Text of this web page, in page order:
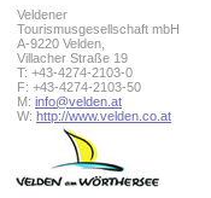
Veldener
Tourismusgesellschaft mbH
A-9220 Velden,
Villacher Straße 19
T: +43-4274-2103-0
F: +43-4274-2103-50
M: info@velden.at
W: http://www.velden.co.at